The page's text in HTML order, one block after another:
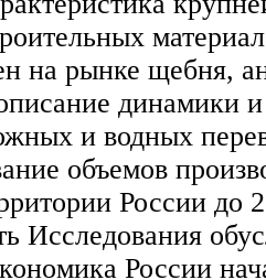
на рынке щебня,
динамики
и водных
объемов
России до
Исследования
России